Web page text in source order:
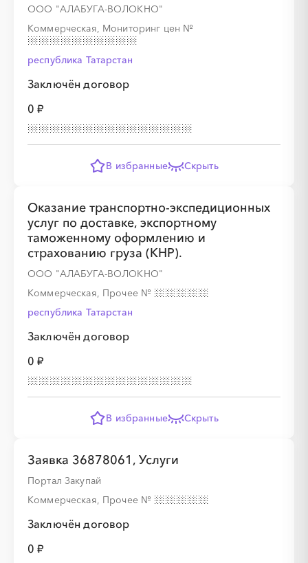
ООО "АЛАБУГА-ВОЛОКНО"
Коммерческая, Мониторинг цен №
республика Татарстан
Заключён договор
0 ₽
В избранные Скрыть
Оказание транспортно-экспедиционных
услуг по доставке, экспортному
таможенному оформлению и
страхованию груза (КНР).
ООО "АЛАБУГА-ВОЛОКНО"
Коммерческая, Прочее №
республика Татарстан
Заключён договор
0 ₽
В избранные Скрыть
Заявка 36878061, Услуги
Портал Закупай
Коммерческая, Прочее №
Заключён договор
0 ₽